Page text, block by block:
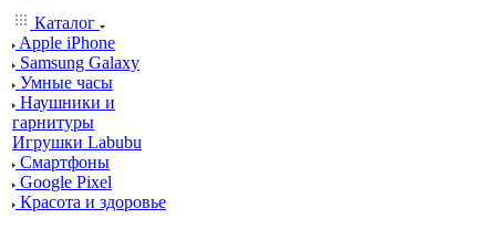
Каталог
Apple iPhone
Samsung Galaxy
Умные часы
Наушники и
гарнитуры
Игрушки Labubu
Смартфоны
Google Pixel
Красота и здоровье